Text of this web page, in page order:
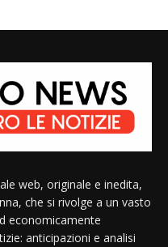
web, originale e inedita,
che si rivolge a un vasto
economicamente
anticipazioni e analisi